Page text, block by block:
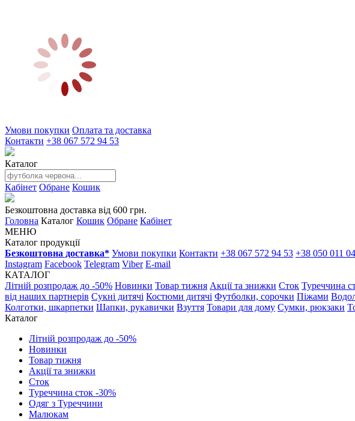
Умови покупки Оплата та доставка
Контакти +38 067 572 94 53
Каталог
Кабінет Обране Кошик
Безкоштовна доставка від 600 грн.
Головна Каталог Кошик Обране Кабінет
МЕНЮ
Каталог продукції
Безкоштовна доставка* Умови покупки Контакти +38 067 572 94 53 +38 050 011
Instagram Facebook Telegram Viber E-mail
КАТАЛОГ
Літній розпродаж до -50% Новинки Товар тижня Акції та знижки Сток Туреччина
від наших партнерів Сукні дитячі Костюми дитячі Футболки, сорочки Піжами
Колготки, шкарпетки Шапки, рукавички Взуття Товари для дому Сумки, рюкзаки
Каталог
Літній розпродаж до -50%
Новинки
Товар тижня
Акції та знижки
Сток
Туреччина сток -30%
Одяг з Туреччини
Малюкам